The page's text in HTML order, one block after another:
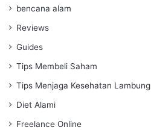
bencana alam
Reviews
Guides
Tips Membeli Saham
Tips Menjaga Kesehatan Lambung
Diet Alami
Freelance Online